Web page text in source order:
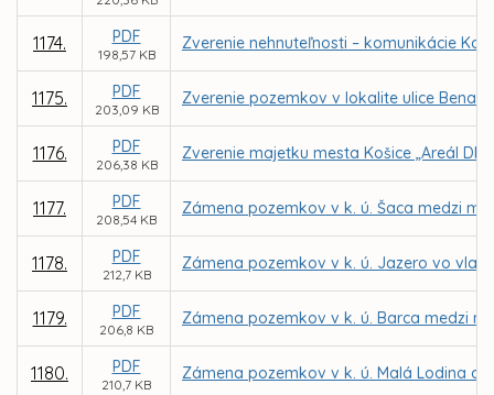
1174. PDF
198,57 KB
Zverenie nehnuteľnosti – komunikácie
1175. PDF
203,09 KB
Zverenie pozemkov v lokalite ulice
1176. PDF
206,38 KB
Zverenie majetku mesta Košice „Areál
1177. PDF
208,54 KB
Zámena pozemkov v k. ú. Šaca medzi
1178. PDF
212,7 KB
Zámena pozemkov v k. ú. Jazero vo
1179. PDF
206,8 KB
Zámena pozemkov v k. ú. Barca medzi
1180. PDF
210,7 KB
Zámena pozemkov v k. ú. Malá Lodina a